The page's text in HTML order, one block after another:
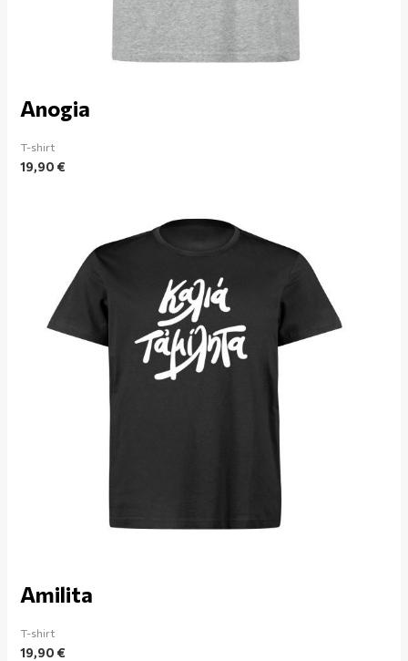
Anogia
T-shirt
19,90€
Amilita
T-shirt
19,90€